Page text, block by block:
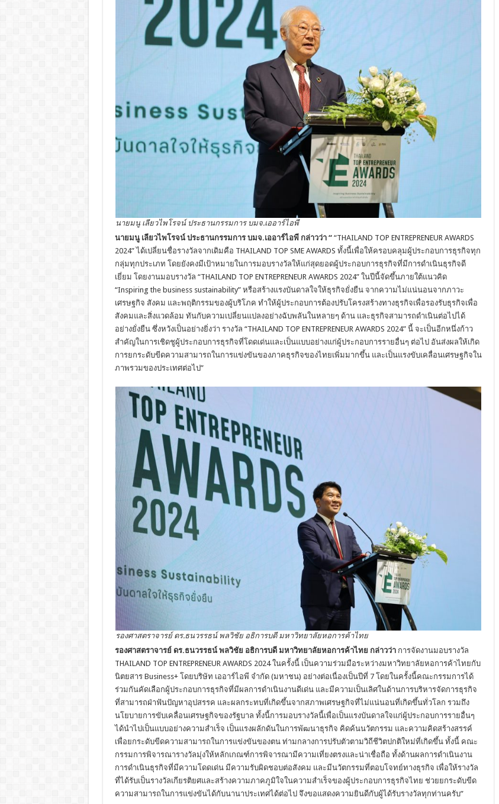
นายมนู เลียวไพโรจน์ ประธานกรรมการ บมจ.เออาร์ไอพี
นายมนู เลียวไพโรจน์ ประธานกรรมการ บมจ.เออาร์ไอพี กล่าวว่า ““THAILAND TOP ENTREPRENEUR AWARDS
2024” ได้เปลี่ยนชื่อรางวัลจากเดิมคือ THAILAND TOP SME AWARDS ทั้งนี้เพื่อให้ครอบคลุมผู้ประกอบการธุรกิจทุก
กลุ่มทุกประเภท โดยยังคงมีเป้าหมายในการมอบรางวัลให้แก่สุดยอดผู้ประกอบการธุรกิจที่มีการดำเนินธุรกิจดี
เยี่ยม โดยงานมอบรางวัล “THAILAND TOP ENTREPRENEUR AWARDS 2024” ในปีนี้จัดขึ้นภายใต้แนวคิด
“Inspiring the business sustainability” หรือสร้างแรงบันดาลใจให้ธุรกิจยั่งยืน จากความไม่แน่นอนจากภาวะ
เศรษฐกิจ สังคม และพฤติกรรมของผู้บริโภค ทำให้ผู้ประกอบการต้องปรับโครงสร้างทางธุรกิจเพื่อรองรับธุรกิจเพื่อ
สังคมและสิ่งแวดล้อม ทันกับความเปลี่ยนแปลงอย่างฉับพลันในหลายๆ ด้าน และธุรกิจสามารถดำเนินต่อไปได้
อย่างยั่งยืน ซึ่งหวังเป็นอย่างยิ่งว่า รางวัล “THAILAND TOP ENTREPRENEUR AWARDS 2024” นี้ จะเป็นอีกหนึ่งก้าว
สำคัญในการเชิดชูผู้ประกอบการธุรกิจที่โดดเด่นและเป็นแบบอย่างแก่ผู้ประกอบการรายอื่นๆ ต่อไป อันส่งผลให้เกิด
การยกระดับขีดความสามารถในการแข่งขันของภาคธุรกิจของไทยเพิ่มมากขึ้น และเป็นแรงขับเคลื่อนเศรษฐกิจใน
ภาพรวมของประเทศต่อไป”
รองศาสตราจารย์ ดร.ธนวรรธน์ พลวิชัย อธิการบดี มหาวิทยาลัยหอการค้าไทย
รองศาสตราจารย์ ดร.ธนวรรธน์ พลวิชัย อธิการบดี มหาวิทยาลัยหอการค้าไทย กล่าวว่า การจัดงานมอบรางวัล
THAILAND TOP ENTREPRENEUR AWARDS 2024 ในครั้งนี้ เป็นความร่วมมือระหว่างมหาวิทยาลัยหอการค้าไทยกับ
นิตยสาร Business+ โดยบริษัท เออาร์ไอพี จำกัด (มหาชน) อย่างต่อเนื่องเป็นปีที่ 7 โดยในครั้งนี้คณะกรรมการได้
ร่วมกันคัดเลือกผู้ประกอบการธุรกิจที่มีผลการดำเนินงานดีเด่น และมีความเป็นเลิศในด้านการบริหารจัดการธุรกิจ
ที่สามารถฝ่าฟันปัญหาอุปสรรค และผลกระทบที่เกิดขึ้นจากสภาพเศรษฐกิจที่ไม่แน่นอนที่เกิดขึ้นทั่วโลก รวมถึง
นโยบายการขับเคลื่อนเศรษฐกิจของรัฐบาล ทั้งนี้การมอบรางวัลนี้เพื่อเป็นแรงบันดาลใจแก่ผู้ประกอบการรายอื่นๆ
ได้นำไปเป็นแบบอย่างความสำเร็จ เป็นแรงผลักดันในการพัฒนาธุรกิจ คิดค้นนวัตกรรม และความคิดสร้างสรรค์
เพื่อยกระดับขีดความสามารถในการแข่งขันของตน ท่ามกลางการปรับตัวตามวิถีชีวิตปกติใหม่ที่เกิดขึ้น ทั้งนี้ คณะ
กรรมการพิจารณารางวัลมุ่งให้หลักเกณฑ์การพิจารณามีความเที่ยงตรงและน่าเชื่อถือ ทั้งด้านผลการดำเนินงาน
การดำเนินธุรกิจที่มีความโดดเด่น มีความรับผิดชอบต่อสังคม และมีนวัตกรรมที่ตอบโจทย์ทางธุรกิจ เพื่อให้รางวัล
ที่ได้รับเป็นรางวัลเกียรติยศและสร้างความภาคภูมิใจในความสำเร็จของผู้ประกอบการธุรกิจไทย ช่วยยกระดับขีด
ความสามารถในการแข่งขันได้กับนานาประเทศได้ต่อไป จึงขอแสดงความยินดีกับผู้ได้รับรางวัลทุกท่านครับ”